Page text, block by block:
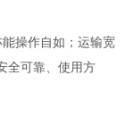
操作自如；运输宽
全可靠、使用方